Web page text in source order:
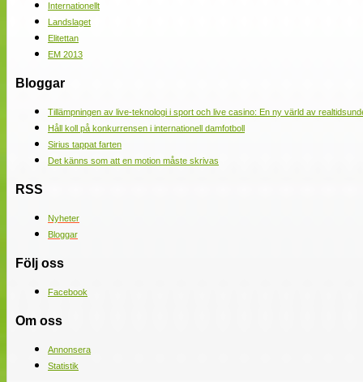
Internationellt
Landslaget
Elitettan
EM 2013
Bloggar
Tillämpningen av live-teknologi i sport och live casino: En ny värld av
Håll koll på konkurrensen i internationell damfotboll
Sirius tappat farten
Det känns som att en motion måste skrivas
RSS
Nyheter
Bloggar
Följ oss
Facebook
Om oss
Annonsera
Statistik